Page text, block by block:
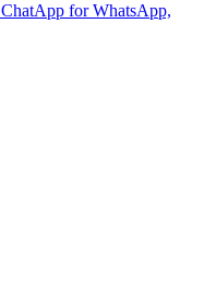
ChatApp for WhatsApp,